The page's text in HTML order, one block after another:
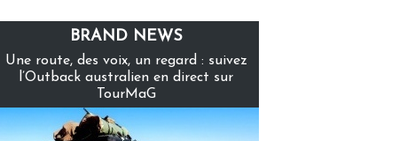
BRAND NEWS
Une route, des voix, un regard : suivez
l’Outback australien en direct sur
TourMaG